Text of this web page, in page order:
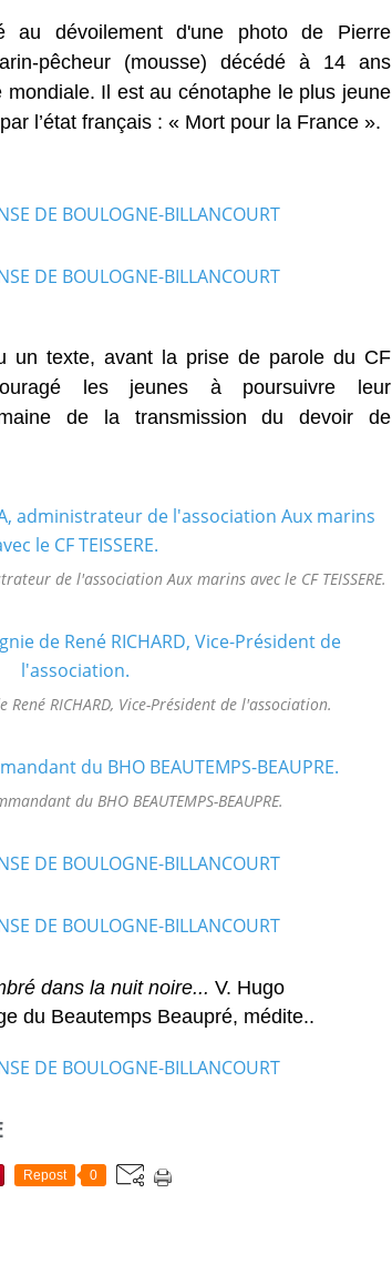
au dévoilement d'une photo de Pierre
pêcheur (mousse) décédé à 14 ans
mondiale. Il est au cénotaphe le plus jeune
l’état français : « Mort pour la France ».
un texte, avant la prise de parole du CF
les jeunes à poursuivre leur
de la transmission du devoir de
de l'association Aux marins avec le CF TEISSERE.
René RICHARD, Vice-Président de l'association.
du BHO BEAUTEMPS-BEAUPRE.
dans la nuit noire... V. Hugo
du Beautemps Beaupré, médite..
Repost 0